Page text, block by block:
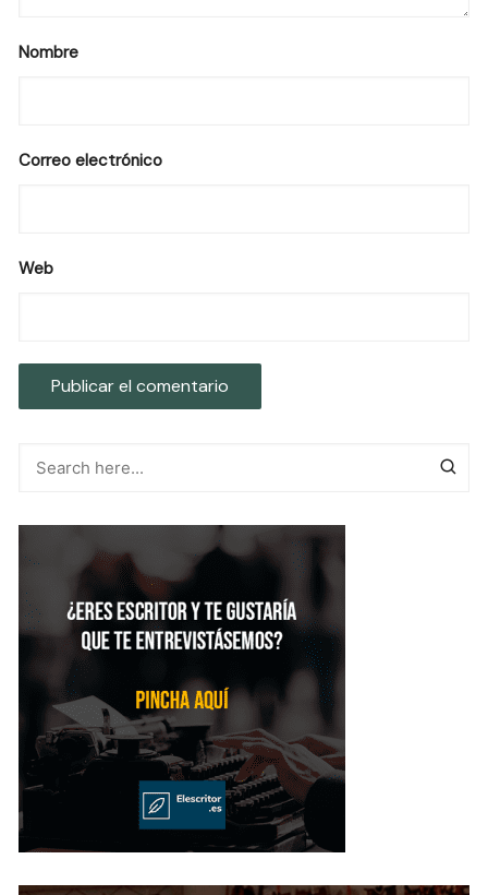
Nombre
Correo electrónico
Web